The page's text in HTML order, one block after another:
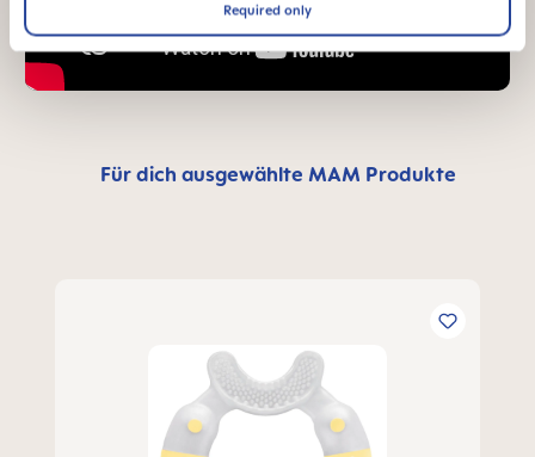
Required only
Für dich ausgewählte MAM Produkte